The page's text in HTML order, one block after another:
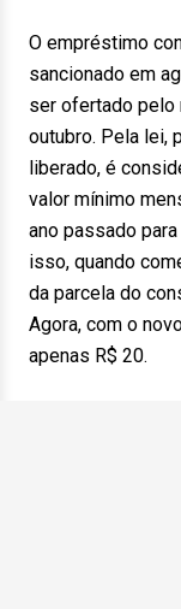
O empréstimo
sancionado em
ser ofertado pelo
outubro. Pela lei,
liberado, é
valor mínimo
ano passado
isso, quando
da parcela do
Agora, com o
apenas R$ 20.